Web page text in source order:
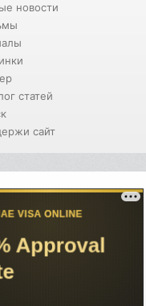
новости
статей
сайт